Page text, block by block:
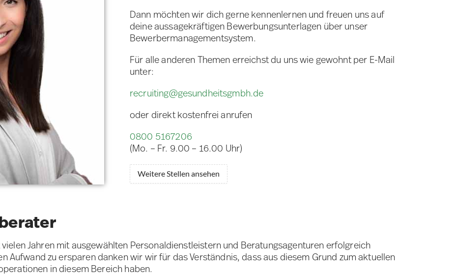
Dann möchten wir dich gerne kennenlernen und freuen uns auf
deine aussagekräftigen Bewerbungsunterlagen über unser
Bewerbermanagementsystem.
Für alle anderen Themen erreichst du uns wie gewohnt per E-Mail
unter:
recruiting@gesundheitsgmbh.de
oder direkt kostenfrei anrufen
0800 5167206
(Mo. – Fr. 9.00 – 16.00 Uhr)
Weitere Stellen ansehen
Jahren mit ausgewählten Personaldienstleistern und Beratungsagenturen erfolgreich
Aufwand zu ersparen danken wir wir für das Verständnis, dass aus diesem Grund zum aktuellen
in diesem Bereich haben.